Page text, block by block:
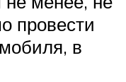
провести
в